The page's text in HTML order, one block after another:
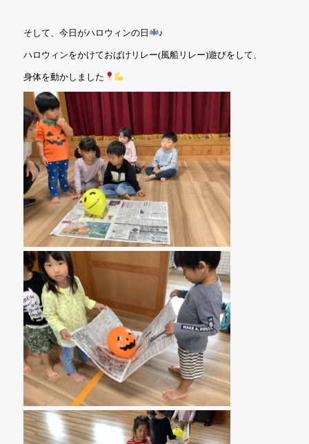
そして、今日がハロウィンの日 ♪
ハロウィンをかけておばけリレー(風船リレー)遊びをして、
身体を動かしました